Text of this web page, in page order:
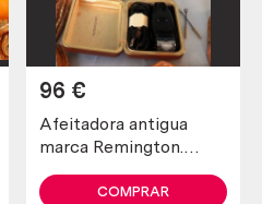
Afeitadora antigua
marca Remington.
colección
96 €
COMPRAR